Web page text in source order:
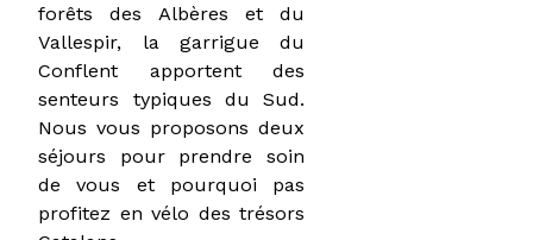
forêts des Albères et du
Vallespir, la garrigue du
Conflent apportent des
senteurs typiques du Sud.
Nous vous proposons deux
séjours pour prendre soin
de vous et pourquoi pas
profitez en vélo des trésors